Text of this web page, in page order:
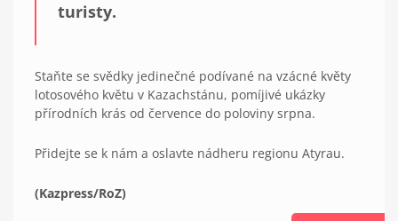
turisty.
Staňte se svědky jedinečné podívané na vzácné květy
lotosového květu v Kazachstánu, pomíjivé ukázky
přírodních krás od července do poloviny srpna.
Přidejte se k nám a oslavte nádheru regionu Atyrau.
(Kazpress/RoZ)